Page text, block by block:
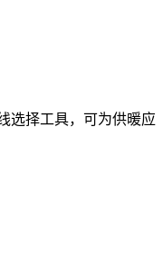
选择工具，可为供暖应